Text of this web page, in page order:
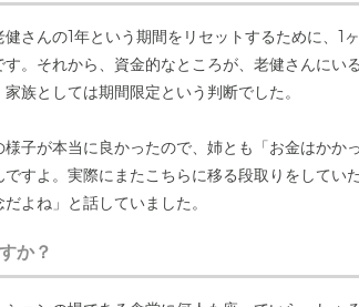
さんの1年という期間をリセットするために、1
。それから、資金的なところが、老健さんにい
族としては期間限定という判断でした。
子が本当に良かったので、姉とも「お金はかか
すよ。実際にまたこちらに移る段取りをしてい
よね」と話していました。
か？